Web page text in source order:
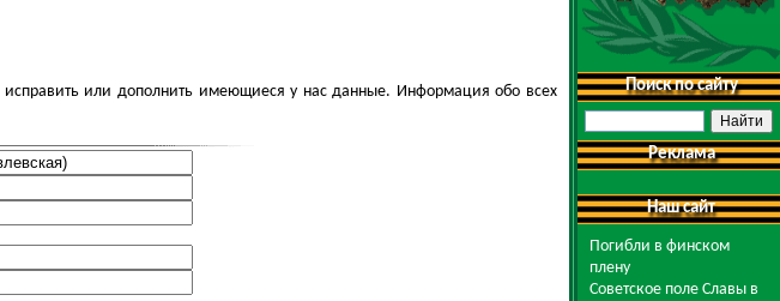
или дополнить имеющиеся у нас данные. Информация обо всех
Поиск по сайту
Реклама
Наш сайт
Погибли в финском
плену
Советское поле Славы в